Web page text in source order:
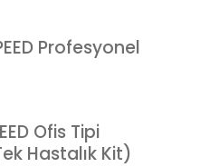
Profesyonel
Ofis Tipi
Hastalık Kit)